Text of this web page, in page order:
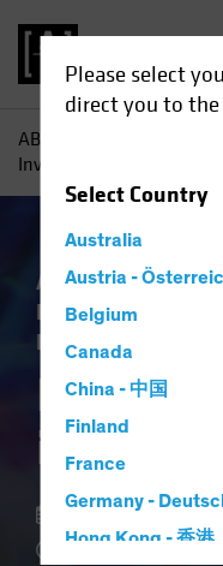
Please select
direct you to
SelectCountry
Australia
Austria -
Belgium
Canada
China - 中国
Finland
France
Germany -
Hong Kong - 香港
AB
Inversores y sus seis
Asignación de
Perspectivas
Renta variable
17 marzo 2025
4 min read